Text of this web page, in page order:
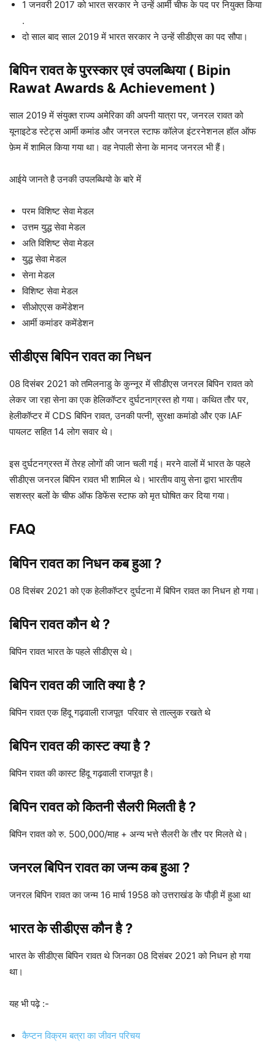
1 जनवरी 2017 को भारत सरकार ने उन्हें आर्मी चीफ के पद पर नियुक्त किया
.
दो साल बाद साल 2019 में भारत सरकार ने उन्हें सीडीएस का पद सौपा।
बिपिन रावतके पुरस्कार एवं उपलब्धिया ( Bipin
Rawat Awards & Achievement )
साल 2019 में संयुक्त राज्य अमेरिका की अपनी यात्रा पर, जनरल रावत को
यूनाइटेड स्टेट्स आर्मी कमांड और जनरल स्टाफ कॉलेज इंटरनेशनल हॉल ऑफ
फ़ेम में शामिल किया गया था। वह नेपाली सेना के मानद जनरल भी हैं।
आईये जानते है उनकी उपलब्धियो के बारे में
परम विशिष्ट सेवा मेडल
उत्तम युद्ध सेवा मेडल
अति विशिष्ट सेवा मेडल
युद्ध सेवा मेडल
सेना मेडल
विशिष्ट सेवा मेडल
सीओएएस कमेंडेशन
आर्मी कमांडर कमेंडेशन
सीडीएस बिपिन रावत का निधन
08 दिसंबर 2021 को तमिलनाडु के कुन्नूर में सीडीएस जनरल बिपिन रावत को
लेकर जा रहा सेना का एक हेलिकॉप्टर दुर्घटनाग्रस्त हो गया। कथित तौर पर,
हेलीकॉप्टर में CDS बिपिन रावत, उनकी पत्नी, सुरक्षा कमांडो और एक IAF
पायलट सहित 14 लोग सवार थे।
इस दुर्घटनग्रस्त में तेरह लोगों की जान चली गई। मरने वालों में भारत के पहले
सीडीएस जनरल बिपिन रावत भी शामिल थे। भारतीय वायु सेना द्वारा भारतीय
सशस्त्र बलों के चीफ ऑफ डिफेंस स्टाफ को मृत घोषित कर दिया गया।
FAQ
बिपिन रावत का निधन कब हुआ ?
08 दिसंबर 2021 को एक हेलीकॉप्टर दुर्घटना में बिपिन रावत का निधन हो गया।
बिपिन रावत कौन थे ?
बिपिन रावत भारत के पहले सीडीएस थे।
बिपिन रावतकी जाति क्या है ?
बिपिन रावत एक हिंदू गढ़वाली राजपूत परिवार से ताल्लुक रखते थे
बिपिन रावत की कास्ट क्या है ?
बिपिन रावत की कास्ट हिंदू गढ़वाली राजपूत है।
बिपिन रावत को कितनी सैलरी मिलती है ?
बिपिन रावत को रु. 500,000/माह + अन्य भत्ते सैलरी के तौर पर मिलते थे।
जनरल बिपिन रावत का जन्म कब हुआ ?
जनरल बिपिन रावत का जन्म 16 मार्च 1958 को उत्तराखंड के पौड़ी में हुआ था
भारत के सीडीएस कौन है ?
भारत के सीडीएस बिपिन रावत थे जिनका 08 दिसंबर 2021 को निधन हो गया
था।
यह भी पढ़े :-
कैप्टन विक्रम बत्रा का जीवन परिचय